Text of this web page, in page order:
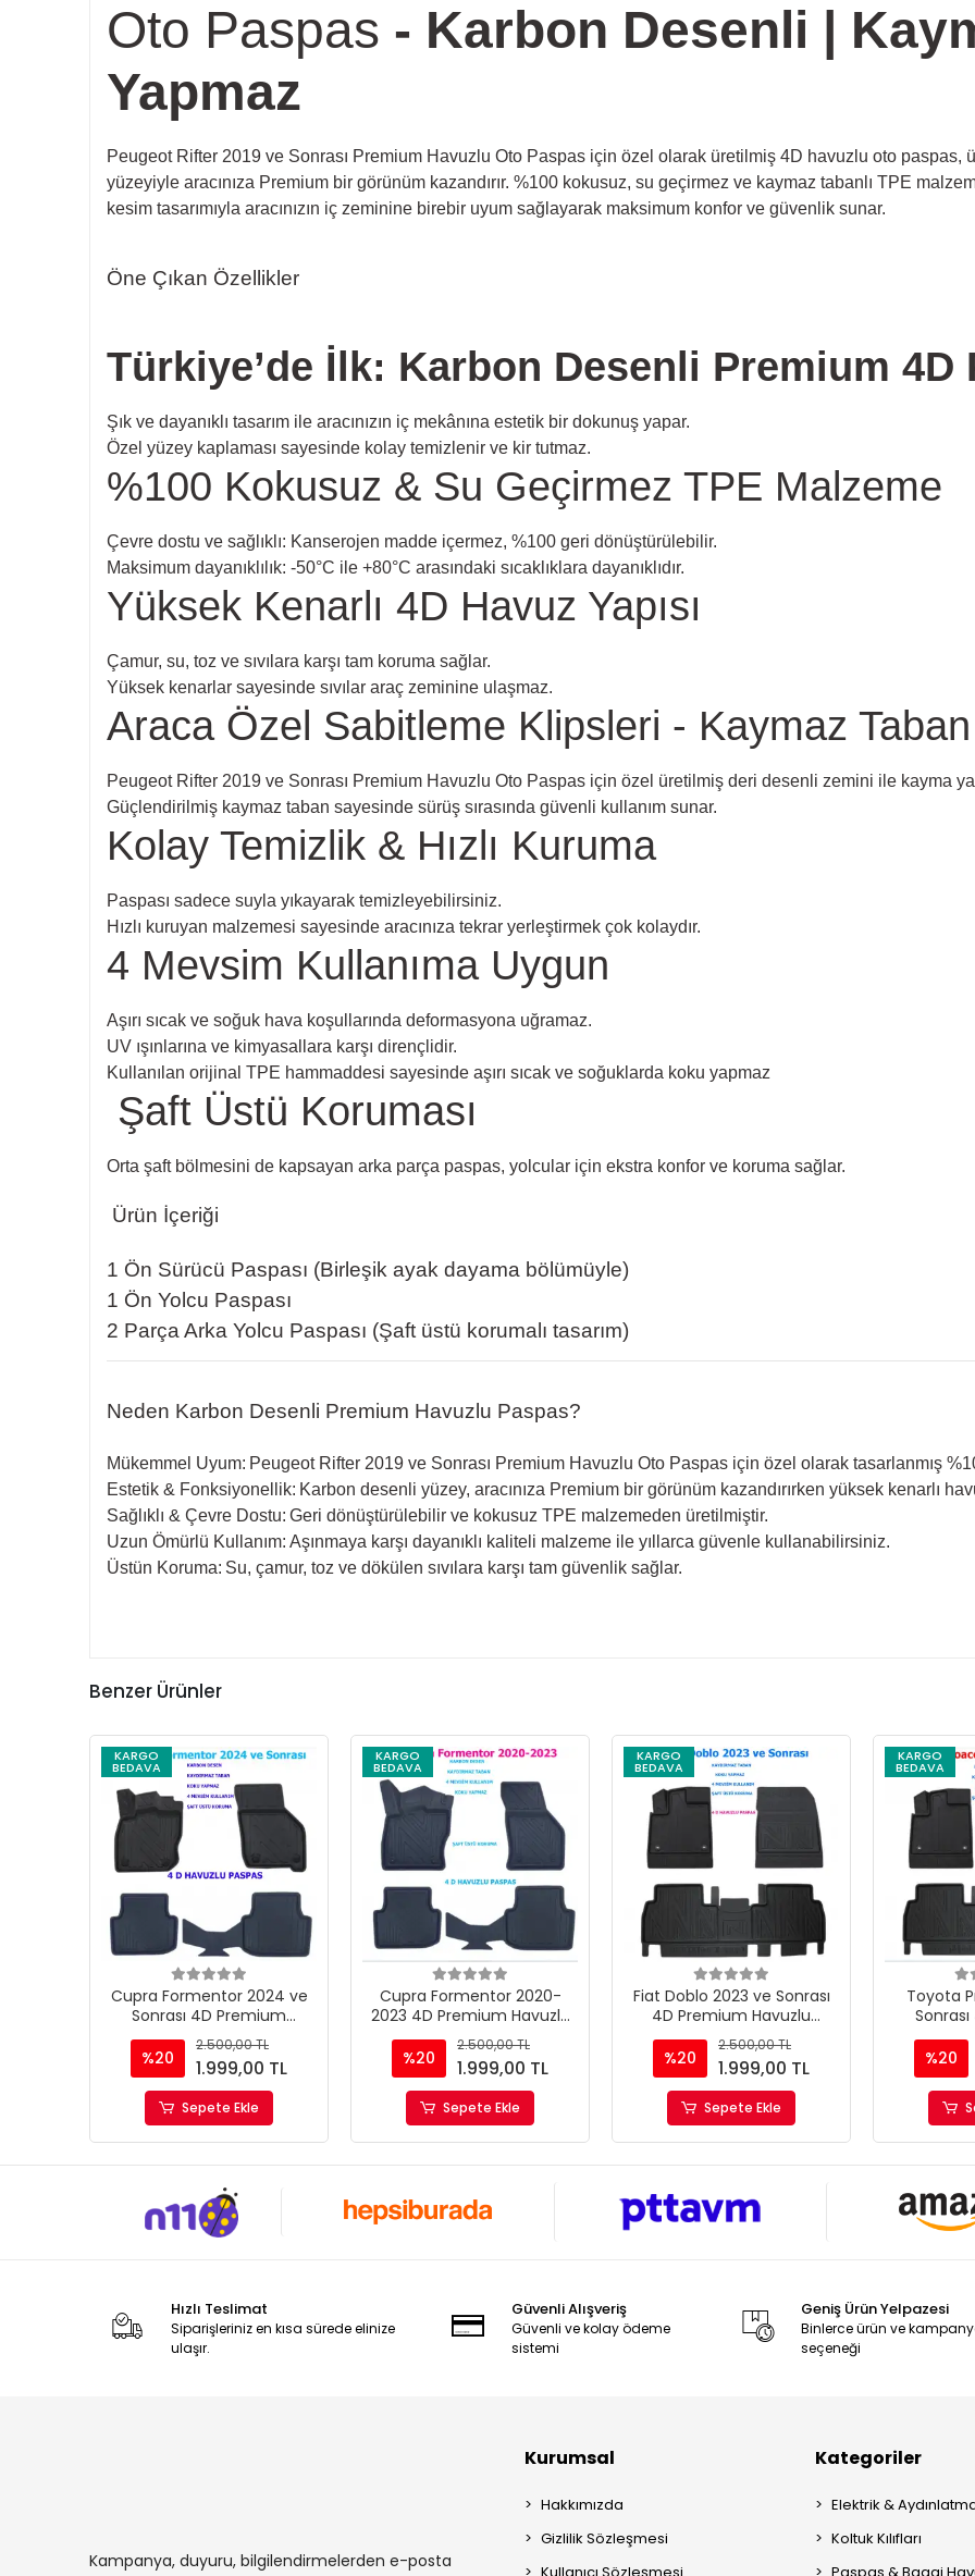
Oto Paspas - Karbon Desenli |
Yapmaz
Peugeot Rifter 2019 ve Sonrası Premium Havuzlu Oto Paspas için özel olarak üretilmiş 4D havuzlu oto paspas,
yüzeyiyle aracınıza Premium bir görünüm kazandırır. %100 kokusuz, su geçirmez ve kaymaz tabanlı TPE
kesim tasarımıyla aracınızın iç zeminine birebir uyum sağlayarak maksimum konfor ve güvenlik sunar.
Öne Çıkan Özellikler
Türkiye’de İlk: Karbon Desenli Premium 4D
Şık ve dayanıklı tasarım ile aracınızın iç mekânına estetik bir dokunuş yapar.
Özel yüzey kaplaması sayesinde kolay temizlenir ve kir tutmaz.
%100 Kokusuz & Su Geçirmez TPE Malzeme
Çevre dostu ve sağlıklı: Kanserojen madde içermez, %100 geri dönüştürülebilir.
Maksimum dayanıklılık: -50°C ile +80°C arasındaki sıcaklıklara dayanıklıdır.
Yüksek Kenarlı 4D Havuz Yapısı
Çamur, su, toz ve sıvılara karşı tam koruma sağlar.
Yüksek kenarlar sayesinde sıvılar araç zeminine ulaşmaz.
Araca Özel Sabitleme Klipsleri - Kaymaz Taban
Peugeot Rifter 2019 ve Sonrası Premium Havuzlu Oto Paspas için özel üretilmiş deri desenli zemini ile kayma
Güçlendirilmiş kaymaz taban sayesinde sürüş sırasında güvenli kullanım sunar.
Kolay Temizlik & Hızlı Kuruma
Paspası sadece suyla yıkayarak temizleyebilirsiniz.
Hızlı kuruyan malzemesi sayesinde aracınıza tekrar yerleştirmek çok kolaydır.
4 Mevsim Kullanıma Uygun
Aşırı sıcak ve soğuk hava koşullarında deformasyona uğramaz.
UV ışınlarına ve kimyasallara karşı dirençlidir.
Kullanılan orijinal TPE hammaddesi sayesinde aşırı sıcak ve soğuklarda koku yapmaz
Şaft Üstü Koruması
Orta şaft bölmesini de kapsayan arka parça paspas, yolcular için ekstra konfor ve koruma sağlar.
Ürün İçeriği
1 Ön Sürücü Paspası (Birleşik ayak dayama bölümüyle)
1 Ön Yolcu Paspası
2 Parça Arka Yolcu Paspası (Şaft üstü korumalı tasarım)
Neden Karbon Desenli Premium Havuzlu Paspas?
Mükemmel Uyum: Peugeot Rifter 2019 ve Sonrası Premium Havuzlu Oto Paspas için özel olarak tasarlanmış
Estetik & Fonksiyonellik: Karbon desenli yüzey, aracınıza Premium bir görünüm kazandırırken yüksek kenarlı
Sağlıklı & Çevre Dostu: Geri dönüştürülebilir ve kokusuz TPE malzemeden üretilmiştir.
Uzun Ömürlü Kullanım: Aşınmaya karşı dayanıklı kaliteli malzeme ile yıllarca güvenle kullanabilirsiniz.
Üstün Koruma: Su, çamur, toz ve dökülen sıvılara karşı tam güvenlik sağlar.
Benzer Ürünler
KARGO
BEDAVA
Cupra Formentor 2024 ve
Sonrası 4D Premium
Havuzlu Paspas
%20
2.500,00 TL
1.999,00 TL
Sepete Ekle
KARGO
BEDAVA
Cupra Formentor 2020-
2023 4D Premium Havuzlu
Paspas
%20
2.500,00 TL
1.999,00 TL
Sepete Ekle
KARGO
BEDAVA
Fiat Doblo 2023 ve Sonrası
4D Premium Havuzlu
Paspas
%20
2.500,00 TL
1.999,00 TL
Sepete Ekle
KARGO
BEDAVA
Toyota
%20
Hızlı Teslimat
Siparişleriniz en kısa sürede elinize
ulaşır.
Güvenli Alışveriş
Güvenli ve kolay ödeme
sistemi
Geniş Ürün Yelpazesi
Binlerce ürün ve
seçeneği
Kampanya, duyuru, bilgilendirmelerden e-posta
Kurumsal
Hakkımızda
Gizlilik Sözleşmesi
Kullanıcı Sözleşmesi
Kategoriler
Elektrik &
Koltuk Kılıfları
Paspas & Bagaj